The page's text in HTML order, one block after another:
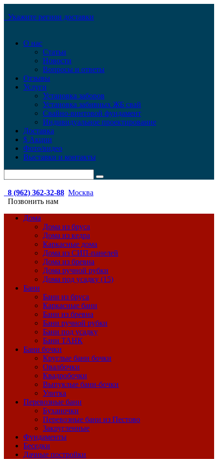
Укажите регион доставки
О нас
Статьи
Новости
Вопросы и ответы
Отзывы
Услуги
Установка заборов
Установка забивных ЖБ свай
Свайно-винтовой фундамент
Индивидуальное проектирование
Доставка
$ Акции
Фото/видео
Выставки и контакты
8 (962) 362-32-88 Москва
Позвонить нам
Дома
Дома из бруса
Дома из кедра
Каркасные дома
Дома из СИП-панелей
Дома из бревна
Дома ручной рубки
Дома под усадку (15)
Бани
Бани из бруса
Каркасные бани
Бани из бревна
Бани ручной рубки
Бани под усадку
Бани ТАНК
Бани бочки
Круглые бани бочки
Овалбочки
Квадробочки
Выпуклые бани-бочки
Улитка
Перевозные бани
Буханочки
Перевозные бани из Пестово
Закругленные
Фундаменты
Беседки
Дачные постройки